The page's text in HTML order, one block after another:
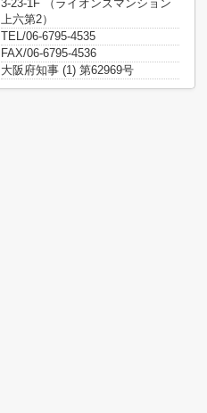
3-23-1F （ライオンズマンション
上六第2）
TEL/06-6795-4535
FAX/06-6795-4536
大阪府知事 (1) 第62969号